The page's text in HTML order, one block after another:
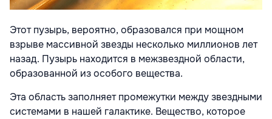
Этот пузырь, вероятно, образовался при мощном
взрыве массивной звезды несколько миллионов лет
назад. Пузырь находится в межзвездной области,
образованной из особого вещества.
Эта область заполняет промежутки между звездными
системами в нашей галактике. Вещество, которое